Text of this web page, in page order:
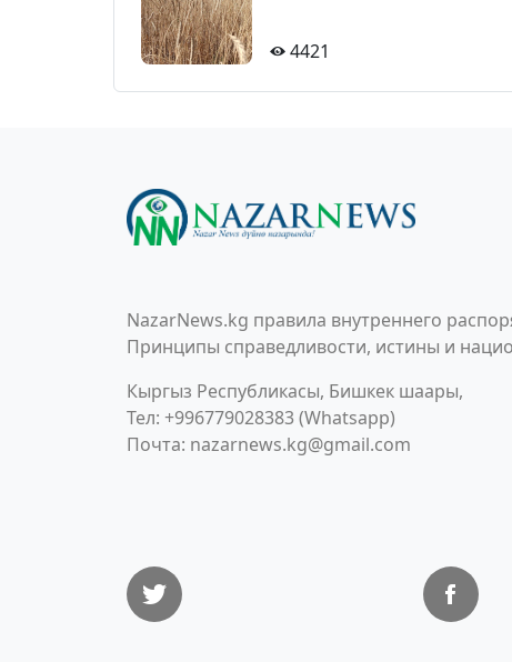
4421
NazarNews.kg правила внутреннего
Принципы справедливости, истины и
Кыргыз Республикасы, Бишкек шаары,
Тел: +996779028383 (Whatsapp)
Почта: nazarnews.kg@gmail.com